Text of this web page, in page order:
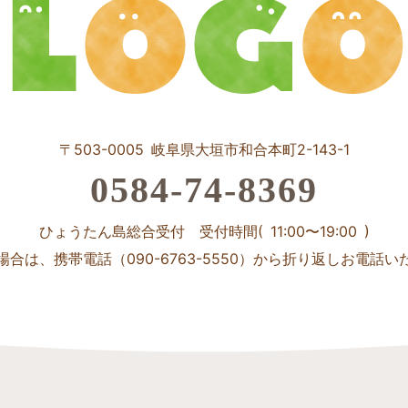
〒503-0005 岐阜県大垣市和合本町2-143-1
0584-74-8369
ひょうたん島総合受付 受付時間( 11:00〜19:00 )
合は、携帯電話（090-6763-5550）から折り返しお電話い